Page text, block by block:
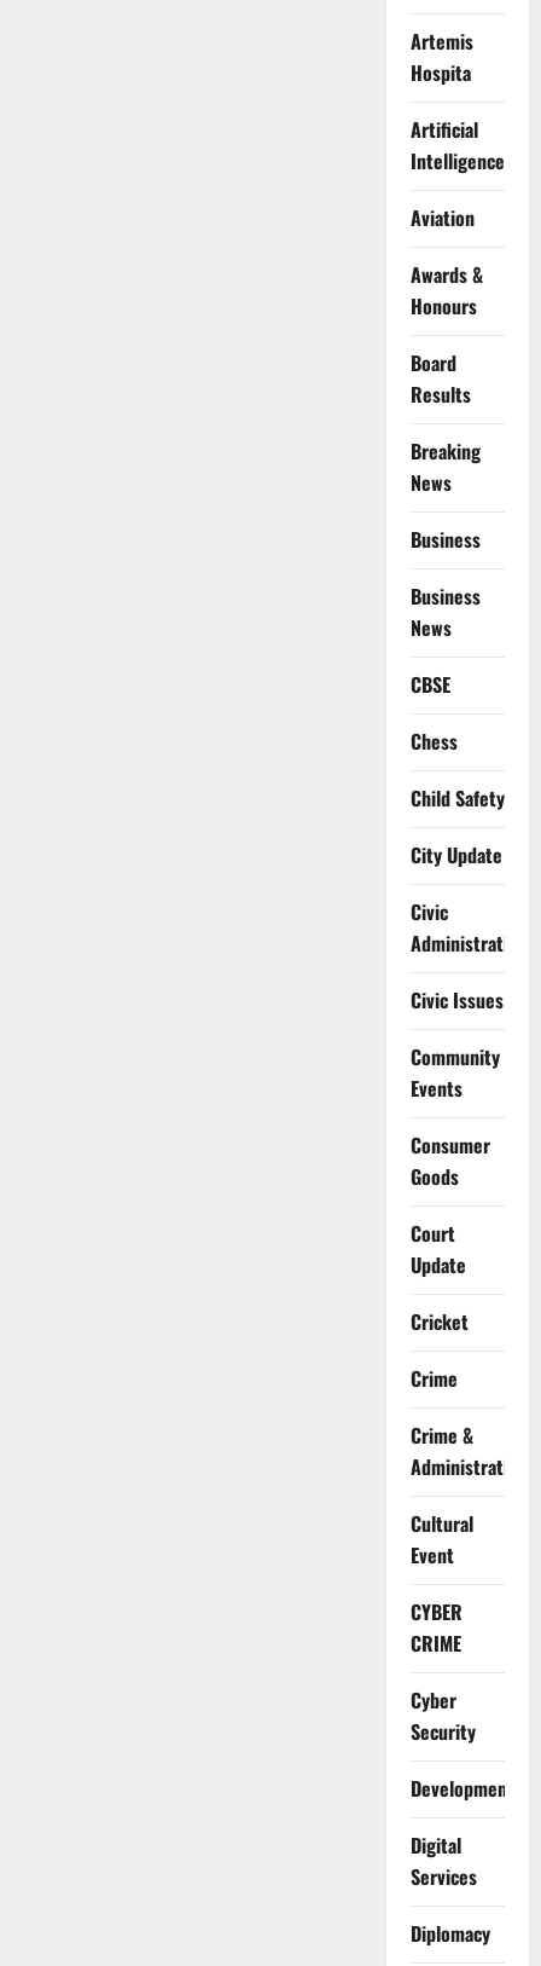
Artemis
Hospita
Artificial
Intelligence
Aviation
Awards &
Honours
Board
Results
Breaking
News
Business
Business
News
CBSE
Chess
Child Safety
City Update
Civic
Administration
Civic Issues
Community
Events
Consumer
Goods
Court
Update
Cricket
Crime
Crime &
Administration
Cultural
Event
CYBER
CRIME
Cyber
Security
Development
Digital
Services
Diplomacy